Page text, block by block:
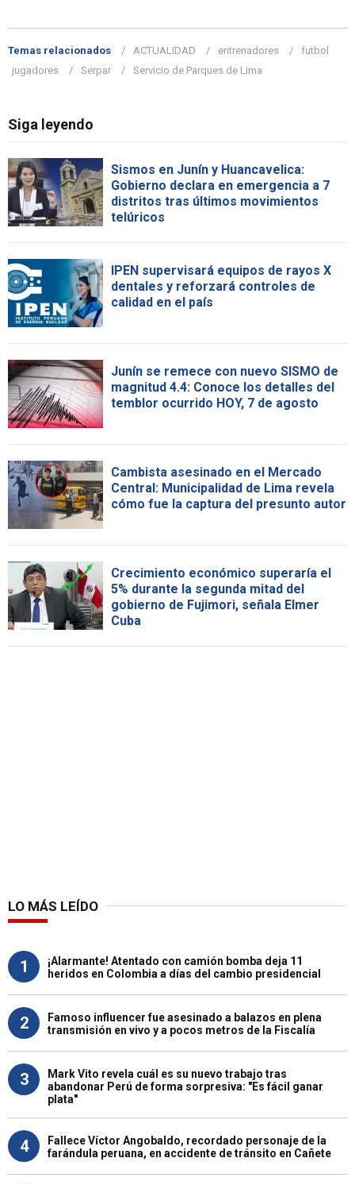
Temas relacionados ACTUALIDAD entrenadores
futbol
jugadores
Serpar Servicio de Parques de Lima
Siga leyendo
Sismos en Junín y Huancavelica:
Gobierno declara en emergencia a 7
distritos tras últimos movimientos
telúricos
IPEN supervisará equipos de rayos X
dentales y reforzará controles de
calidad en el país
Junín se remece con nuevo SISMO de
magnitud 4.4: Conoce los detalles del
temblor ocurrido HOY, 7 de agosto
Cambista asesinado en el Mercado
Central: Municipalidad de Lima revela
cómo fue la captura del presunto autor
Crecimiento económico superaría el
5% durante la segunda mitad del
gobierno de Fujimori, señala Elmer
Cuba
LO MÁS LEÍDO
1
¡Alarmante! Atentado con camión bomba deja 11
heridos en Colombia a días del cambio presidencial
2
Famoso influencer fue asesinado a balazos en plena
transmisión en vivo y a pocos metros de la Fiscalía
3
Mark Vito revela cuál es su nuevo trabajo tras
abandonar Perú de forma sorpresiva: "Es fácil ganar
plata"
4
Fallece Víctor Angobaldo, recordado personaje de la
farándula peruana, en accidente de tránsito en Cañete